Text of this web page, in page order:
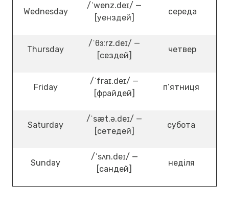
Wednesday
/ˈwenz.deɪ/ —
[уенздей]
середа
Thursday
/ˈθɜːrz.deɪ/ —
[сездей]
четвер
Friday
/ˈfraɪ.deɪ/ —
[фрайдей]
п’ятниця
Saturday
/ˈsæt.ə.deɪ/ —
[сетедей]
субота
Sunday
/ˈsʌn.deɪ/ —
[сандей]
неділя